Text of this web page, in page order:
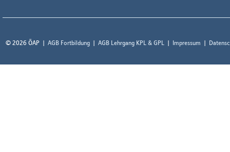
© 2026 ÖAP AGB Fortbildung AGB Lehrgang KPL & GPL Impressum